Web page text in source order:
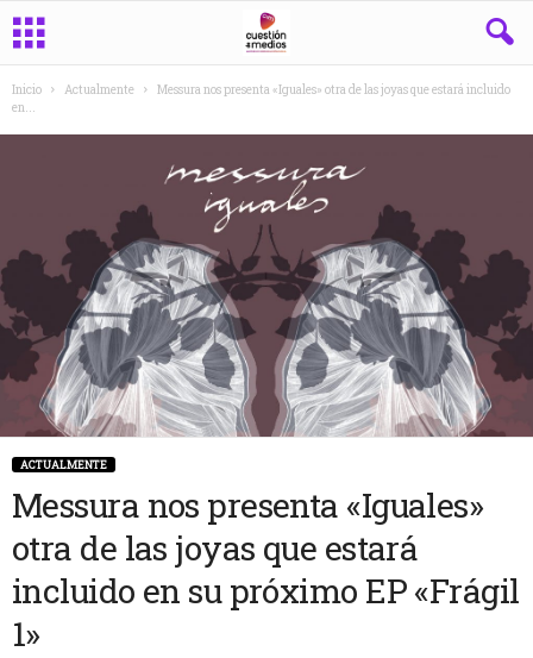
Inicio Actualmente
Messura nos presenta «Iguales» otra de las joyas que estará incluido
en...
ACTUALMENTE
Messura nos presenta «Iguales»
otra de las joyas que estará
incluido en su próximo EP «Frágil
1»